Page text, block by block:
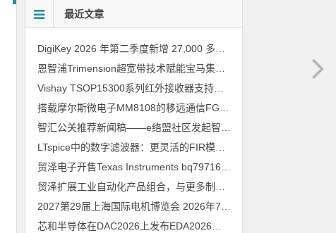
最近文章
恩智浦Trimension超宽带技术赋能宝马集团Digital Key Plus及生命体存在检测功能
Vishay TSOP15300系列红外接收器支持所有主流遥控代码
LTspice中的数字滤波器：更灵活的FIR模型
2027第29届上海国际电机博览会 2026年7月30日